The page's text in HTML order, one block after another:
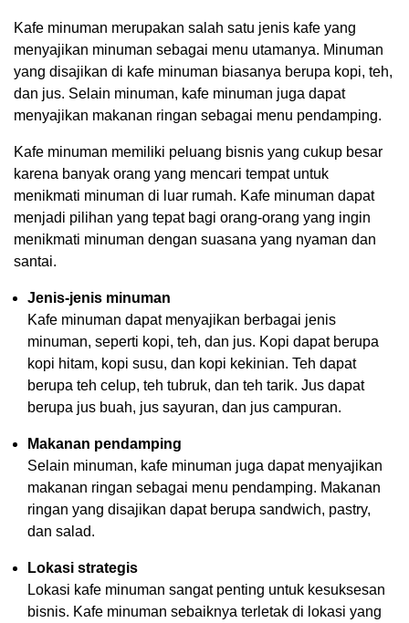
Kafe minuman merupakan salah satu jenis kafe yang
menyajikan minuman sebagai menu utamanya. Minuman
yang disajikan di kafe minuman biasanya berupa kopi, teh,
dan jus. Selain minuman, kafe minuman juga dapat
menyajikan makanan ringan sebagai menu pendamping.
Kafe minuman memiliki peluang bisnis yang cukup besar
karena banyak orang yang mencari tempat untuk
menikmati minuman di luar rumah. Kafe minuman dapat
menjadi pilihan yang tepat bagi orang-orang yang ingin
menikmati minuman dengan suasana yang nyaman dan
santai.
Jenis-jenis minuman
Kafe minuman dapat menyajikan berbagai jenis
minuman, seperti kopi, teh, dan jus. Kopi dapat berupa
kopi hitam, kopi susu, dan kopi kekinian. Teh dapat
berupa teh celup, teh tubruk, dan teh tarik. Jus dapat
berupa jus buah, jus sayuran, dan jus campuran.
Makanan pendamping
Selain minuman, kafe minuman juga dapat menyajikan
makanan ringan sebagai menu pendamping. Makanan
ringan yang disajikan dapat berupa sandwich, pastry,
dan salad.
Lokasi strategis
Lokasi kafe minuman sangat penting untuk kesuksesan
bisnis. Kafe minuman sebaiknya terletak di lokasi yang